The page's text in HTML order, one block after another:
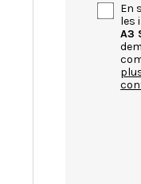
En
les
A3